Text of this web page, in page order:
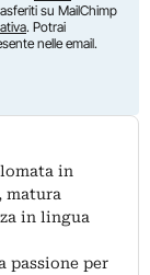
su MailChimp
. Potrai
nelle email.
in
matura
in lingua
passione per